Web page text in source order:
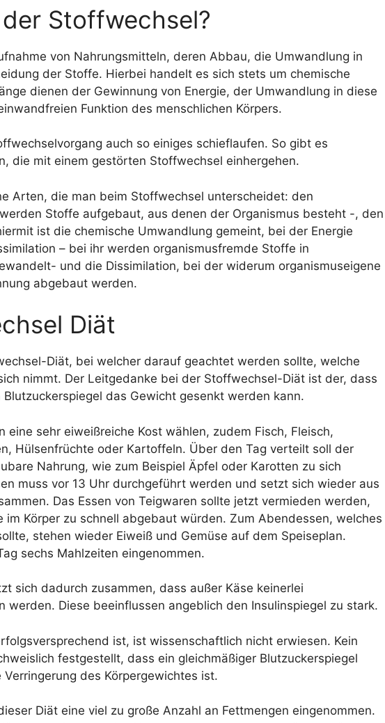
Stoffwechsel?
von Nahrungsmitteln, deren Abbau, die Umwandlung in
der Stoffe. Hierbei handelt es sich stets um chemische
dienen der Gewinnung von Energie, der Umwandlung in diese
Funktion des menschlichen Körpers.
auch so einiges schieflaufen. So gibt es
die mit einem gestörten Stoffwechsel einhergehen.
Arten, die man beim Stoffwechsel unterscheidet: den
Stoffe aufgebaut, aus denen der Organismus besteht -, den
ist die chemische Umwandlung gemeint, bei der Energie
– bei ihr werden organismusfremde Stoffe in
und die Dissimilation, bei der widerum organismuseigene
abgebaut werden.
Diät
Diät, bei welcher darauf geachtet werden sollte, welche
nimmt. Der Leitgedanke bei der Stoffwechsel-Diät ist der, dass
das Gewicht gesenkt werden kann.
eine sehr eiweißreiche Kost wählen, zudem Fisch, Fleisch,
Hülsenfrüchte oder Kartoffeln. Über den Tag verteilt soll der
Nahrung, wie zum Beispiel Äpfel oder Karotten zu sich
muss vor 13 Uhr durchgeführt werden und setzt sich wieder aus
Das Essen von Teigwaren sollte jetzt vermieden werden,
im Körper zu schnell abgebaut würden. Zum Abendessen, welches
stehen wieder Eiweiß und Gemüse auf dem Speiseplan.
sechs Mahlzeiten eingenommen.
sich dadurch zusammen, dass außer Käse keinerlei
werden. Diese beeinflussen angeblich den Insulinspiegel zu stark.
ist, ist wissenschaftlich nicht erwiesen. Kein
festgestellt, dass ein gleichmäßiger Blutzuckerspiegel
des Körpergewichtes ist.
Diät eine viel zu große Anzahl an Fettmengen eingenommen.